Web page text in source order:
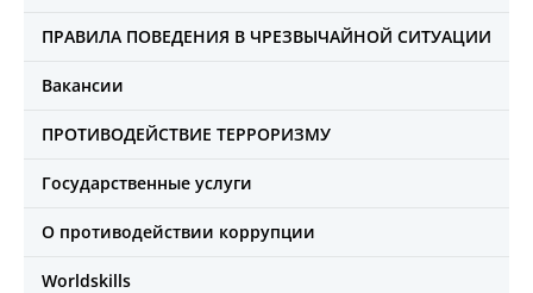
ПРАВИЛА ПОВЕДЕНИЯ В ЧРЕЗВЫЧАЙНОЙ СИТУАЦИИ
Вакансии
ПРОТИВОДЕЙСТВИЕ ТЕРРОРИЗМУ
Государственные услуги
О противодействии коррупции
Worldskills